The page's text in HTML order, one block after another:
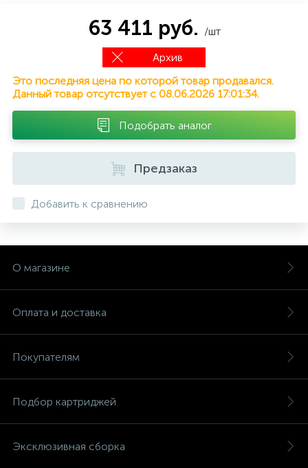
63 411 руб. /шт
Архив
Это последняя цена по которой товар продавался.
Данный товар отсутствует с 08.06.2026 17:01:34.
Подобрать аналог
Предзаказ
Добавить к сравнению
О магазине
Оплата и доставка
Покупателям
Подбор картриджей
Эксклюзивная сборка